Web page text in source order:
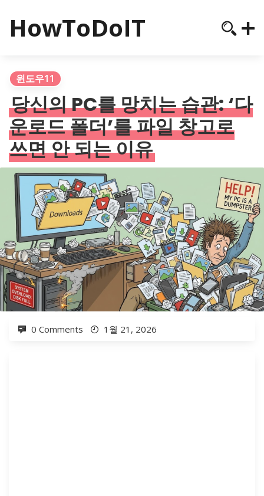
HowToDoIT
윈도우11
당신의 PC를 망치는 습관: ‘다
운로드 폴더’를 파일 창고로
쓰면 안 되는 이유
0 Comments 1월 21, 2026